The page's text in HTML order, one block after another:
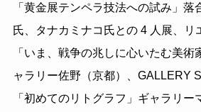
「黄金展テンペラ技法への試み」落
氏、タナカミナコ氏との 4 人展、リ
「いま、戦争の兆しに心いたむ美
ャラリー佐野（京都）、GALLERY
「初めてのリトグラフ」ギャラリー